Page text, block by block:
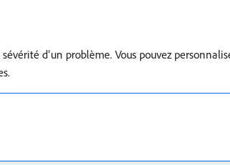
d’un problème. Vous pouvez